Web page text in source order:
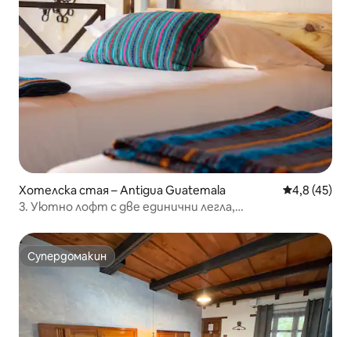
Хотелска стая – Antigua Guatemala Средна
4,8 (45)
3. Уютно лофт с две единични легла,
Супердомакин
Супердомакин